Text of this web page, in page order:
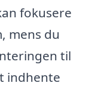
fokusere
mens du
til
indhente